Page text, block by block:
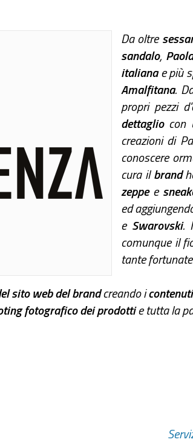
Da oltre
sandalo,
italianae più
Amalfitana.
propri pezzi d'
dettaglio
creazioni di
conoscere
cura ilbrand
zeppee
ed
e Swarovski.
comunque il
tante
sito web del brandcreando i
fotografico dei prodottie tutta la